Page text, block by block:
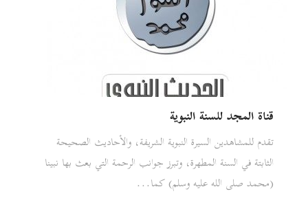
قناة المجد للسنة النبوية
تقدم للمشاهدين السيرة النبوية الشريفة، والأحاديث الصحيحة
الثابتة في السنة المطهرة، وتبرز جوانب الرحمة التي بعث بها نبينا
(محمد صلى الله عليه وسلم) كما...